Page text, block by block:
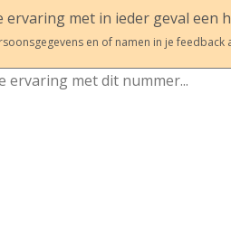
ervaring met in ieder geval een
en of namen in je feedback